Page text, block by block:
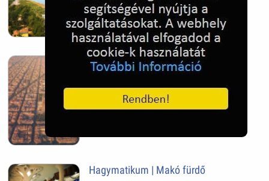
2024. Nov. 17.
Barcelona, Spanyolország
Hagymatikum | Makó fürdő